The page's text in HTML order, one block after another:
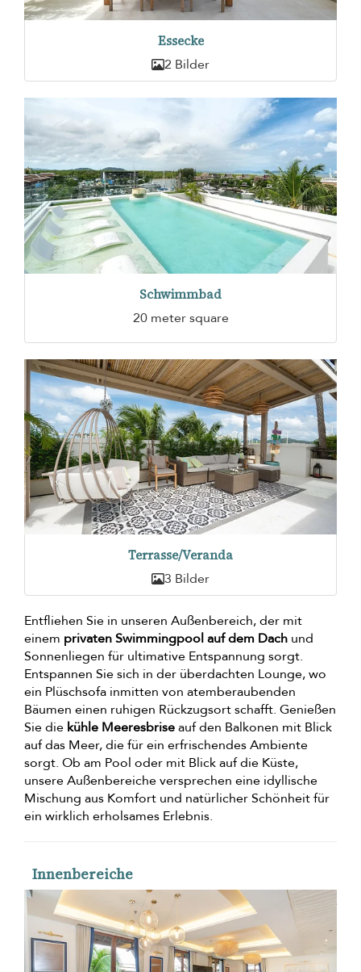
Essecke
2 Bilder
Schwimmbad
20 meter square
Terrasse/Veranda
3 Bilder
Entfliehen Sie in unseren Außenbereich, der mit
einem privaten Swimmingpool auf dem Dach und
Sonnenliegen für ultimative Entspannung sorgt.
Entspannen Sie sich in der überdachten Lounge, wo
ein Plüschsofa inmitten von atemberaubenden
Bäumen einen ruhigen Rückzugsort schafft. Genießen
Sie die kühle Meeresbriseauf den Balkonen mit Blick
auf das Meer, die für ein erfrischendes Ambiente
sorgt. Ob am Pool oder mit Blick auf die Küste,
unsere Außenbereiche versprechen eine idyllische
Mischung aus Komfort und natürlicher Schönheit für
ein wirklich erholsames Erlebnis.
Innenbereiche